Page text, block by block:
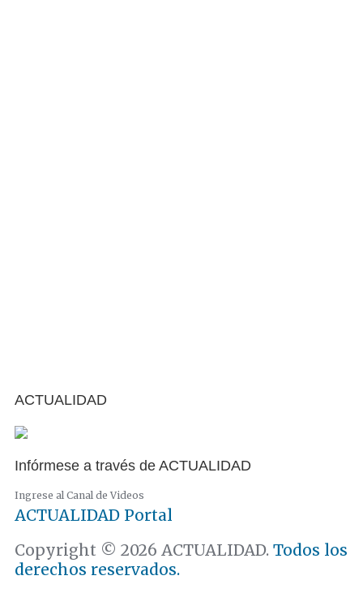
ACTUALIDAD
Infórmese a través de ACTUALIDAD
Ingrese al Canal de Videos
ACTUALIDAD Portal
Copyright © 2026 ACTUALIDAD. Todos los
derechos reservados.